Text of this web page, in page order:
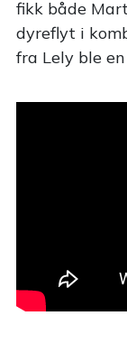
fikk både
dyreflyt i
fra Lely ble